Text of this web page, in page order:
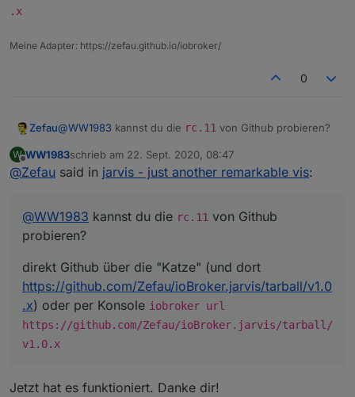
.x
Meine Adapter: https://zefau.github.io/iobroker/
0
Zefau@WW1983 kannst du die rc.11 von Github probieren?
direkt Github über die "Katze" (und dort
https://github.com/Zefau/ioBroker.jarvis/tarball/v1.0.x
ball/v1.0.x
W
Offline
WW1983schrieb am 22. Sept. 2020, 08:47
zuletzt editiert von
@Zefau said in jarvis - just another remarkable vis:
@WW1983 kannst du die rc.11 von Github
probieren?
direkt Github über die "Katze" (und dort
https://github.com/Zefau/ioBroker.jarvis/tarball/v1.0
.x) oder per Konsole iobroker url
https://github.com/Zefau/ioBroker.jarvis/tarball/
v1.0.x
Jetzt hat es funktioniert. Danke dir!